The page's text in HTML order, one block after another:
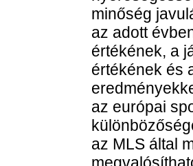
minőség
az adott
értékének, a
értékének és
az európai
az MLS által